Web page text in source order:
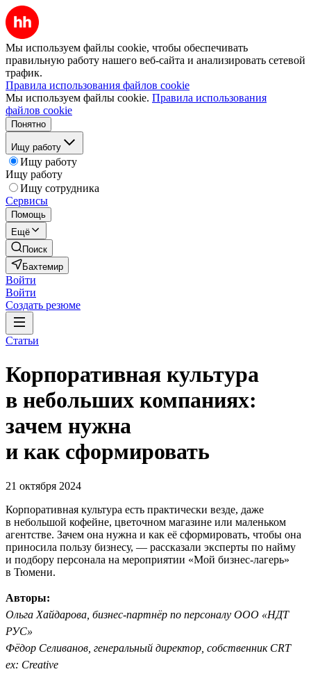
Мы используем файлы cookie, чтобы обеспечивать
правильную работу нашего веб-сайта и анализировать сетевой
трафик.
Правила использования файлов cookie
Мы используем файлы cookie. Правила использования
файлов cookie
Понятно
Ищу работу
Ищу работу
Ищу работу
Ищу сотрудника
Сервисы
Помощь
Ещё
Поиск
Бахтемир
Войти
Войти
Создать резюме
Статьи
Корпоративная культура
в небольших компаниях:
зачем нужна
и как сформировать
21 октября 2024
Корпоративная культура есть практически везде, даже
в небольшой кофейне, цветочном магазине или маленьком
агентстве. Зачем она нужна и как её сформировать, чтобы она
приносила пользу бизнесу, — рассказали эксперты по найму
и подбору персонала на мероприятии «Мой бизнес-лагерь»
в Тюмени.
Авторы:
Ольга Хайдарова, бизнес-партнёр по персоналу ООО «НДТ
РУС»
Фёдор Селиванов, генеральный директор, собственник CRT
ex: Creative